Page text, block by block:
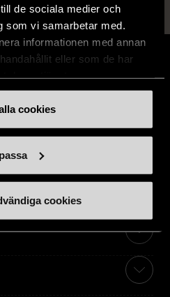
de sociala medier och
som vi samarbetar med.
informationen med annan
eller som de har
cookies
cookies